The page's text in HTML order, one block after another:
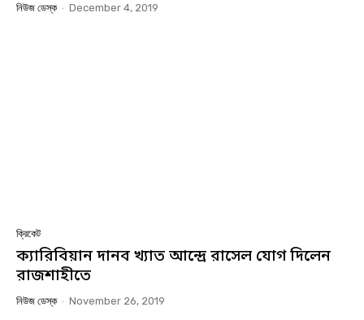
নিউজ ডেস্ক - December 4, 2019
ক্রিকেট
ক্যারিবিয়ান দানব খ্যাত আন্দ্রে রাসেল যোগ দিলেন
রাজশাহীতে
নিউজ ডেস্ক - November 26, 2019